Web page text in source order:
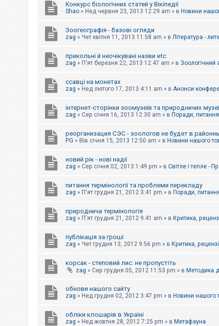
Конкурс біологічних статей у Вікіпедії
Shao » Нед червня 23, 2013 12:29 am » в Новини
Зоогеографія - базові огляди
zag » Чет квітня 11, 2013 11:58 am » в Література -
прикольні й неочікувані назви etc
zag » П'ят березня 22, 2013 12:47 am » в Зоологічний
ссавці на монетах
zag » Нед лютого 17, 2013 4:11 am » в Анонси
інтернет-сторінки зоомузеїв та природничих
zag » Сер січня 16, 2013 12:30 am » в Поради,
реорганизация СЭС - зоологов не будет в
PG » Вів січня 15, 2013 12:50 am » в Новини нашого
новий рік - нові надії
zag » Сер січня 02, 2013 1:49 pm » в Світле і тепле -
питання термінології та проблеми перекладу
zag » П'ят грудня 21, 2012 3:41 pm » в Поради,
природнича термінологія
zag » П'ят грудня 21, 2012 9:41 am » в Критика,
публікація за гроші
zag » Чет грудня 13, 2012 9:56 pm » в Критика,
корсак - степовий лис: не пропустіть
zag » Сер грудня 05, 2012 11:53 pm » в Методика
обнови нашого сайту
zag » Нед грудня 02, 2012 3:47 pm » в Новини нашого
обліки клошарів в Україні
zag » Нед жовтня 28, 2012 7:25 pm » в Метафауна